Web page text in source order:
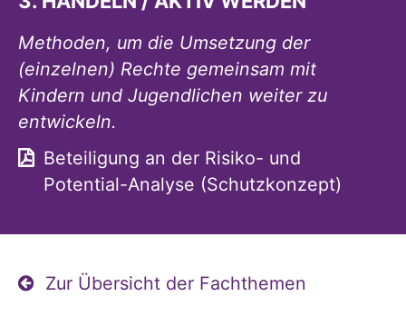
Methoden, um die Umsetzung der
(einzelnen) Rechte gemeinsam mit
Kindern und Jugendlichen weiter zu
entwickeln.
Beteiligung an der Risiko- und
Potential-Analyse (Schutzkonzept)
Zur Übersicht der Fachthemen